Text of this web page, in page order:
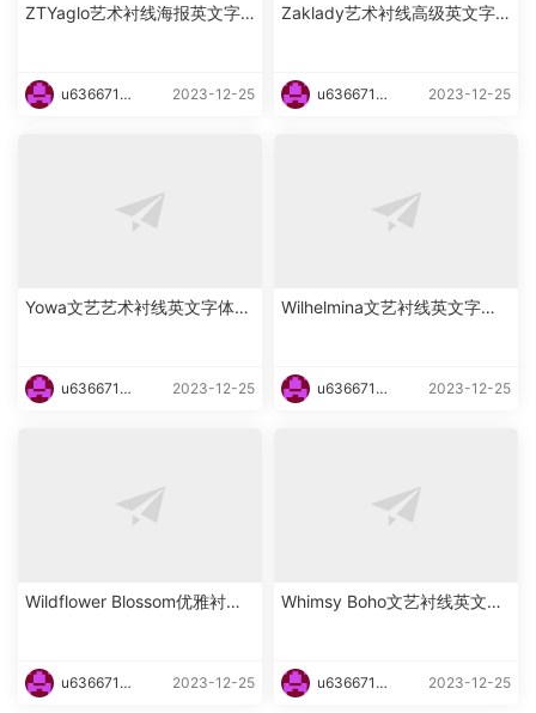
ZTYaglo艺术衬线海报英文字
u6366719
2023-12-25
Zaklady艺术衬线高级英文字
u6366719
2023-12-25
Yowa文艺艺术衬线英文字体下
u6366719
2023-12-25
Wilhelmina文艺衬线英文字体
u6366719
2023-12-25
Wildflower Blossom优雅衬线
u6366719
2023-12-25
Whimsy Boho文艺衬线英文字
u6366719
2023-12-25